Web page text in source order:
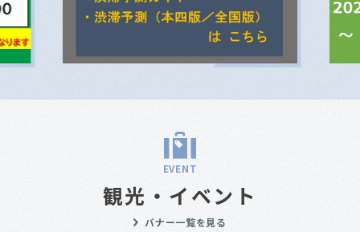
EVENT
観光・イベント
バナー一覧を見る